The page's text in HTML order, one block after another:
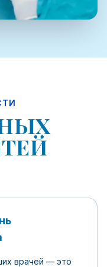
врачей — это